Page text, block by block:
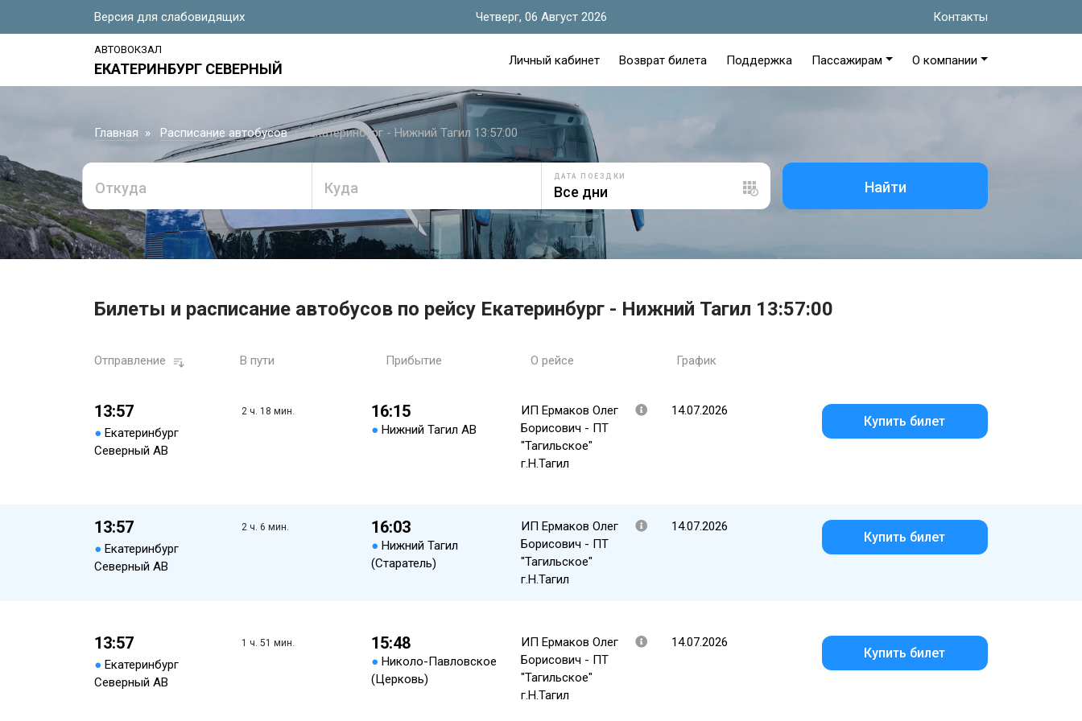
Версия для слабовидящих Четверг, 06 Август 2026 Контакты
АВТОВОКЗАЛ
ЕКАТЕРИНБУРГ СЕВЕРНЫЙ
Личный кабинет Возврат билета Поддержка Пассажирам О компании
Главная Расписание автобусов Екатеринбург - Нижний Тагил 13:57:00
Откуда Куда
ДАТА ПОЕЗДКИ
Найти
Билеты и расписание автобусов по рейсу Екатеринбург - Нижний Тагил 13:57:00
Отправление В пути Прибытие О рейсе График
13:57
● Екатеринбург
Северный АВ
2 ч. 18 мин. 16:15
● Нижний Тагил АВ
ИП Ермаков Олег
Борисович - ПТ
"Тагильское"
г.Н.Тагил
14.07.2026
Купить билет
13:57
● Екатеринбург
Северный АВ
2 ч. 6 мин. 16:03
● Нижний Тагил
(Старатель)
ИП Ермаков Олег
Борисович - ПТ
"Тагильское"
г.Н.Тагил
14.07.2026
Купить билет
13:57
● Екатеринбург
Северный АВ
1 ч. 51 мин. 15:48
● Николо-Павловское
(Церковь)
ИП Ермаков Олег
Борисович - ПТ
"Тагильское"
г.Н.Тагил
14.07.2026
Купить билет